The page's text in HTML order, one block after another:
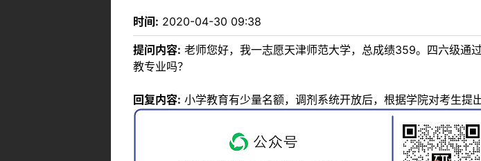
时间: 2020-04-30 09:38
提问内容: 老师您好，我一志愿天津师范大学，总成绩359。四六级通
教专业吗？
回复内容: 小学教育有少量名额，调剂系统开放后，根据学院对考生提